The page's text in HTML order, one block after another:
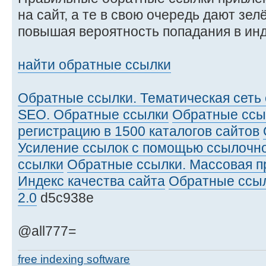
на сайт, а те в свою очередь дают
повышая вероятность попадания в
найти обратные ссылки
Обратные ссылки. Тематическая
SEO. Обратные ссылки Обратные
регистрацию в 1500 каталогов сайтов
Усиление ссылок с помощью
ссылки Обратные ссылки. Массовая
Индекс качества сайта Обратные
2.0 d5c938e
@all777=
free indexing software